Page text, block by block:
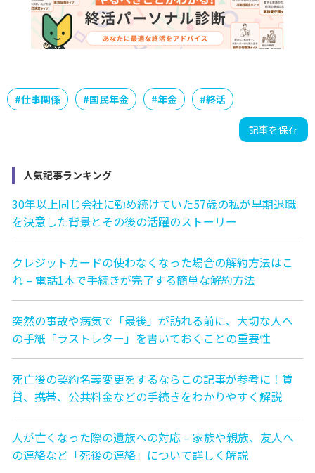
#仕事関係 #国民年金 #年金 #終活
記事を保存
人気記事ランキング
30年以上同じ会社に勤め続けていた57歳の私が早期退職
を決意した背景とその後の活躍のストーリー
クレジットカードの使わなくなった場合の解約方法はこ
れ – 電話1本で手続きが完了する簡単な解約方法
突然の事故や病気で「最後」が訪れる前に、大切な人へ
の手紙「ラストレター」を書いておくことの重要性
死亡後の契約名義変更をするならこの記事が参考に！賃
貸、携帯、公共料金などの手続きをわかりやすく解説
人が亡くなった際の遺族への対応 – 家族や親族、友人へ
の連絡など「死後の連絡」について詳しく解説